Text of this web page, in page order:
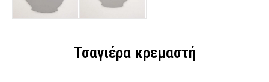
Τσαγιέρα κρεμαστή